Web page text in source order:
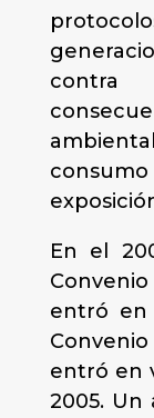
En el
entró en
entró en
2005. Un